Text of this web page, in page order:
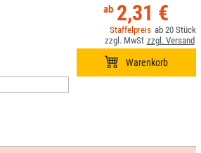
2,31 €
20